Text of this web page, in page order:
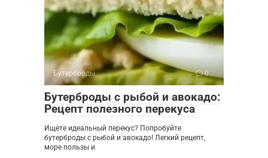
Бутерброды 0
Бутерброды с рыбой и авокадо:
Рецепт полезного перекуса
Ищете идеальный перекус? Попробуйте
бутерброды с рыбой и авокадо! Легкий рецепт,
море пользы и